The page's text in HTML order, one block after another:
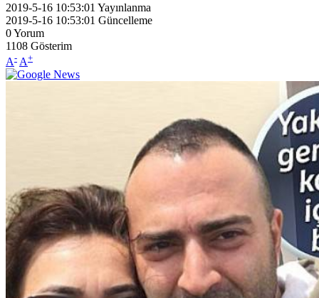
2019-5-16 10:53:01 Yayınlanma
2019-5-16 10:53:01 Güncelleme
0Yorum
1108 Gösterim
A- A+